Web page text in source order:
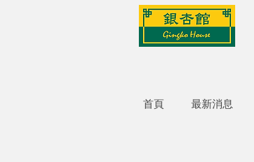
首頁 最新消息